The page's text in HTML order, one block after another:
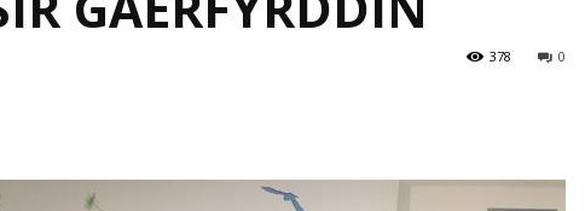
0
378